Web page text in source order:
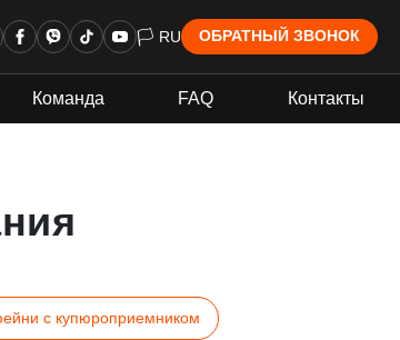
🏳 RU ОБРАТНЫЙ ЗВОНОК
Команда FAQ Контакты
с купюроприемником